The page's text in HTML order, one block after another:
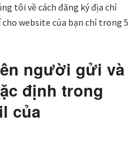
tôi về cách đăng ký địa chỉ
website của bạn chỉ trong 5
người gửi và
định trong
của